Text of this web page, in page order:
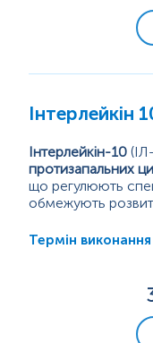
Інтерлейкін
Інтерлейкін-10
протизапальних
що регулюють
обмежують
спрямованих на
клітинами крові
макрофагами,
Термін виконання